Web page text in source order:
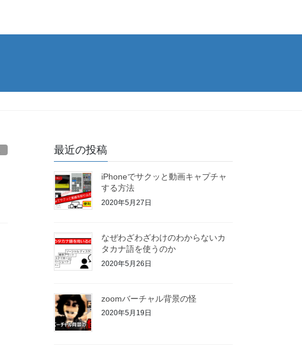
最近の投稿
iPhoneでサクッと動画キャプチャ
する方法
2020年5月27日
なぜわざわざわけのわからないカ
タカナ語を使うのか
2020年5月26日
zoomバーチャル背景の怪
2020年5月19日